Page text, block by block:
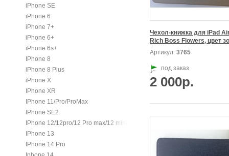
iPhone SE
iPhone 6
iPhone 7+
iPhone 6+
iPhone 6s+
IPhone 8
iPhone 8 Plus
iPhone X
IPhone XR
IPhone 11/Pro/ProMax
IPhone SE2
IPhone 12/12pro/12 Pro max/12 mini.
IPhone 13
IPhone 14 Pro
Чехол-книжка для iPad
Rich Boss Flowers, цвет
Артикул: 3765
под заказ
2 000р.